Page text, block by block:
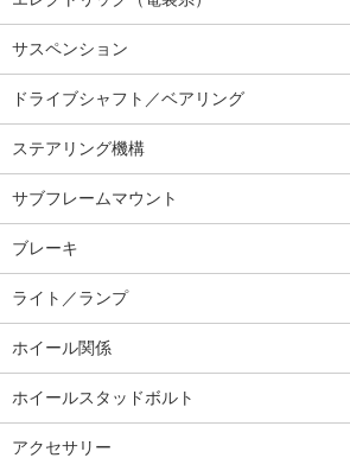
サスペンション
ドライブシャフト／ベアリング
ステアリング機構
サブフレームマウント
ブレーキ
ライト／ランプ
ホイール関係
ホイールスタッドボルト
アクセサリー